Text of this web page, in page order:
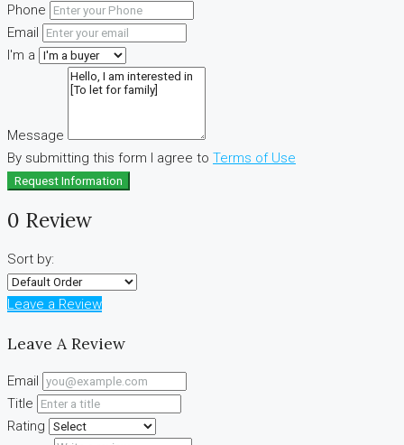
Phone
Email
I'm a
Message
By submitting this form I agree to Terms of Use
Request Information
0 Review
Sort by:
Leave a Review
Leave A Review
Email
Title
Rating